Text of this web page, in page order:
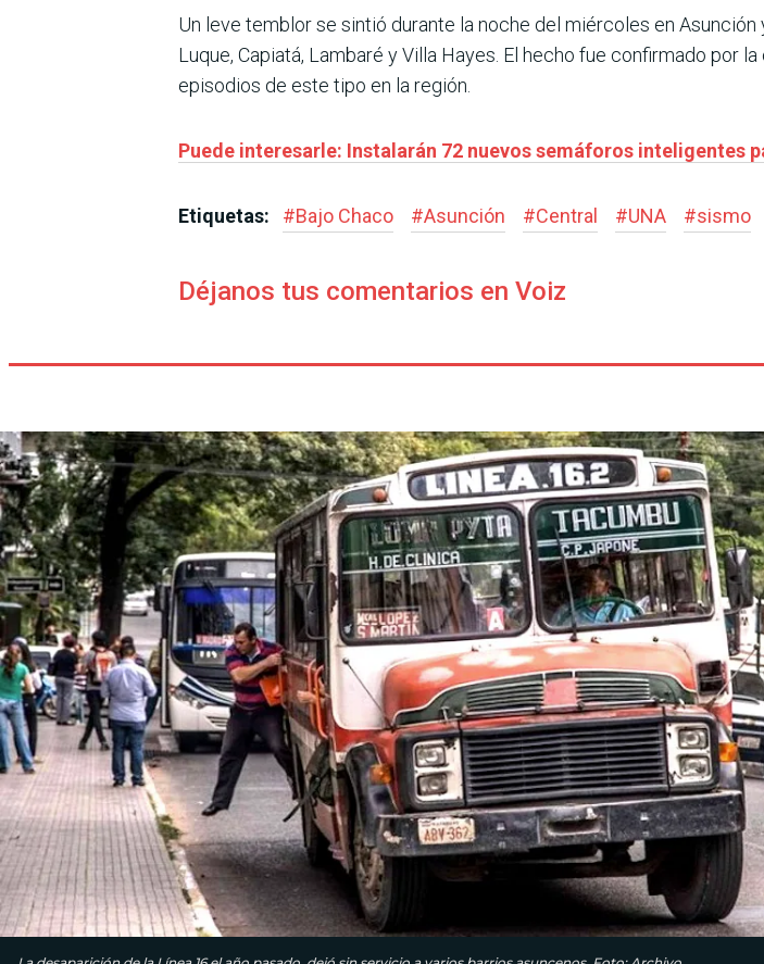
Un leve temblor se sintió durante la noche del miércoles en
Luque, Capiatá, Lambaré y Villa Hayes. El hecho fue confirmado por
episodios de este tipo en la región.
Puede interesarle: Instalarán 72 nuevos semáforos inteligentes
Etiquetas: #Bajo Chaco #Asunción #Central #UNA #sismo
Déjanos tus comentarios en Voiz